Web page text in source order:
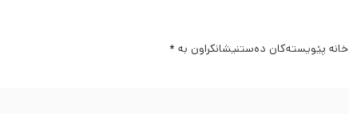
خانە پێویستەکان دەستنیشانکراون بە *